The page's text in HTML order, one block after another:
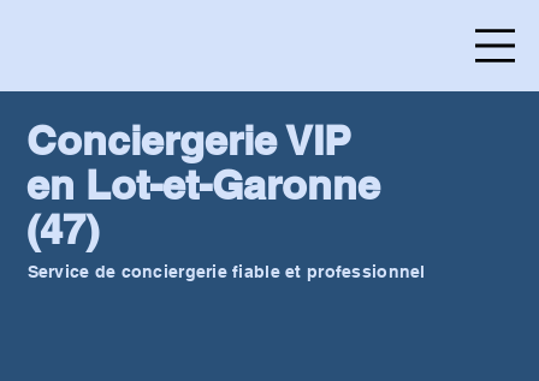
Conciergerie VIP
en Lot-et-Garonne
(47)
Service de conciergerie fiable et professionnel